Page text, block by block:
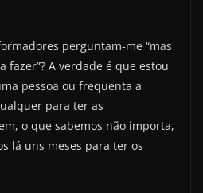
perguntam-me “mas
fazer”? A verdade é que estou
pessoa ou frequenta a
para ter as
o que sabemos não importa,
lá uns meses para ter os